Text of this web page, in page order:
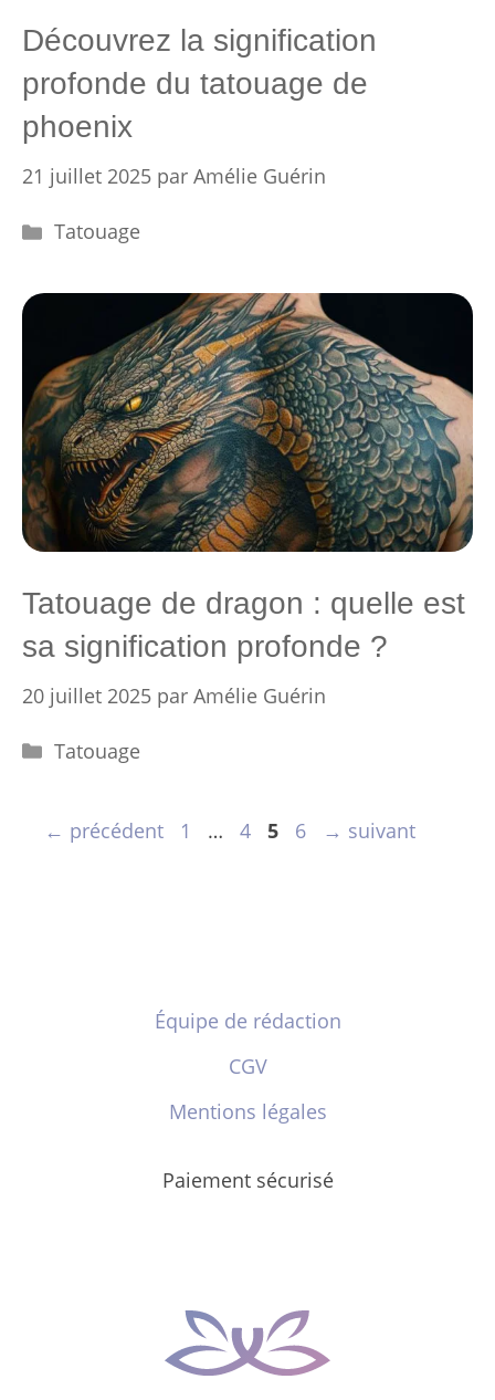
Découvrez la signification
profonde du tatouage de
phoenix
21 juillet 2025 par Amélie Guérin
Catégories
Tatouage
Tatouage de dragon : quelle est
sa signification profonde ?
20 juillet 2025 par Amélie Guérin
Catégories
Tatouage
← précédent Page
1 … Page
4 Page
5 Page
6 → suivant
Équipe de rédaction
CGV
Mentions légales
Paiement sécurisé